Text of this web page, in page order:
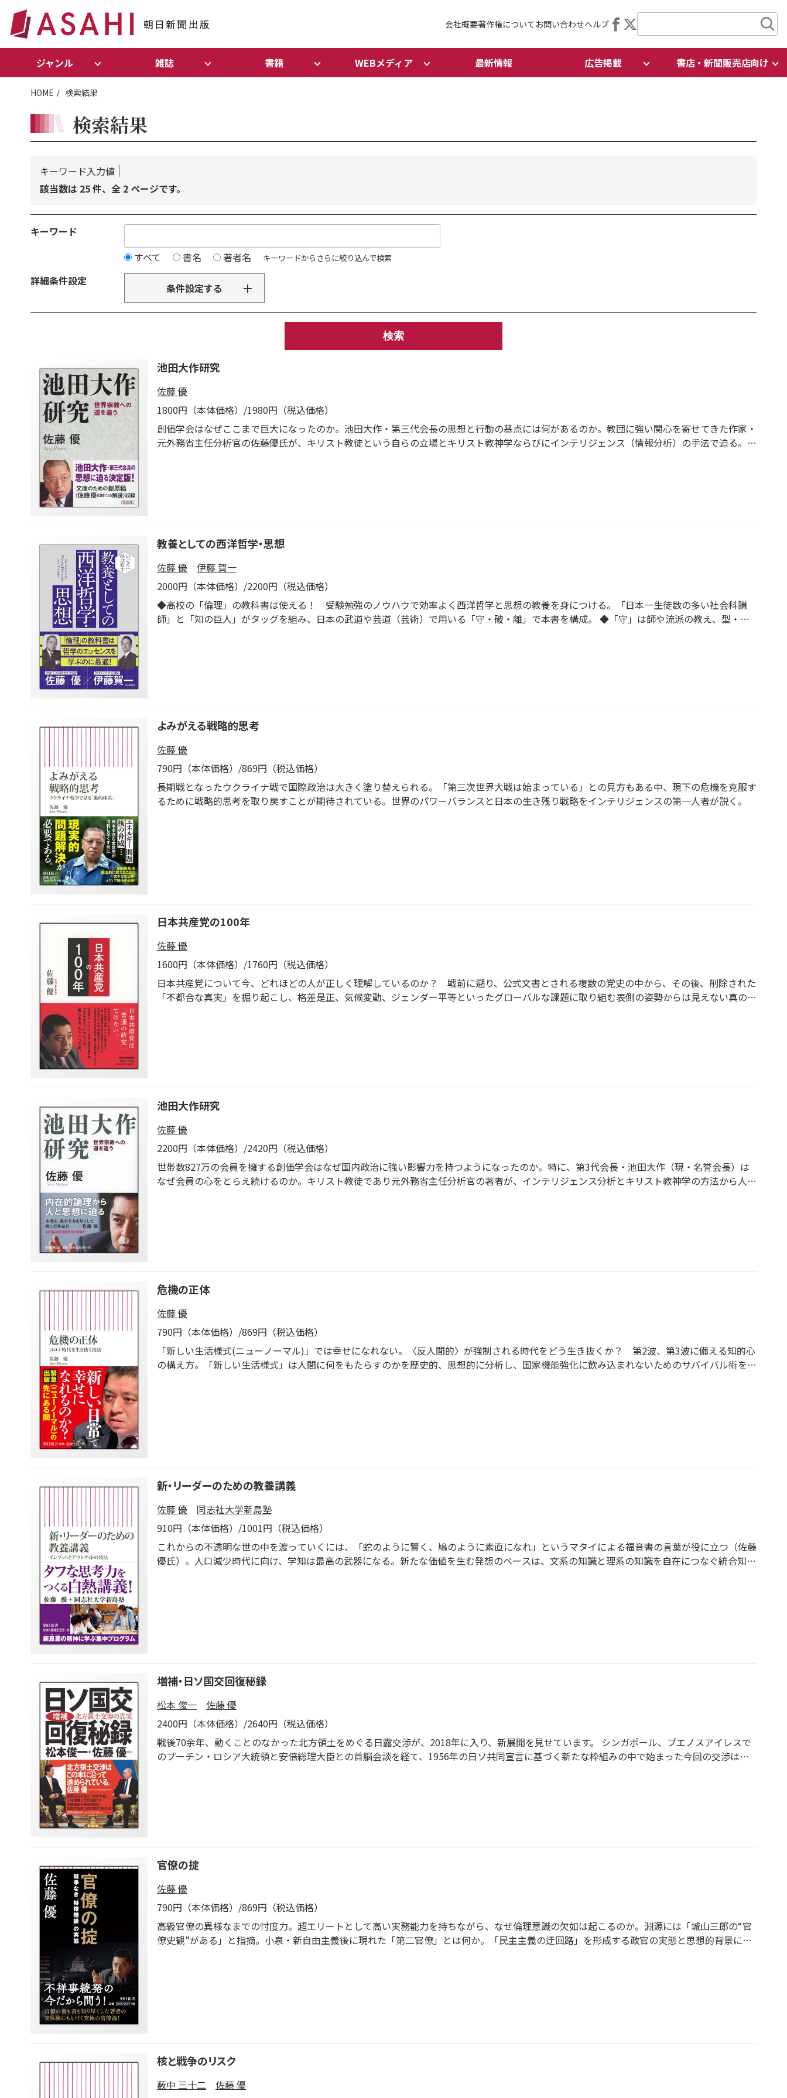
会社概要著作権について お問い合わせヘルプ
ジャンル 雑誌 書籍 WEBメディア 最新情報 広告掲載 書店・新聞販売店向け
HOME 検索結果
検索結果
キーワード入力値
該当数は 25 件、全 2 ページです。
キーワード
すべて
書名 著者名 キーワードからさらに絞り込んで検索
詳細条件設定
条件設定する
池田大作研究
佐藤 優
1800円（本体価格）/1980円（税込価格）
創価学会はなぜここまで巨大になったのか。池田大作・第三代会長の思想と行動の基点には何があるのか。教団に強い関心を寄せてきた作家・
元外務省主任分析官の佐藤優氏が、キリスト教徒という自らの立場とキリスト教神学ならびにインテリジェンス（情報分析）の手法で迫る。著
教養としての西洋哲学・思想
佐藤 優
伊藤 賀一
2000円（本体価格）/2200円（税込価格）
◆高校の「倫理」の教科書は使える！ 受験勉強のノウハウで効率よく西洋哲学と思想の教養を身につける。「日本一生徒数の多い社会科講
師」と「知の巨人」がタッグを組み、日本の武道や芸道（芸術）で用いる「守・破・離」で本書を構成。 ◆「守」は師や流派の教え、型・技
よみがえる戦略的思考
佐藤 優
790円（本体価格）/869円（税込価格）
長期戦となったウクライナ戦で国際政治は大きく塗り替えられる。「第三次世界大戦は始まっている」との見方もある中、現下の危機を克服す
るために戦略的思考を取り戻すことが期待されている。世界のパワーバランスと日本の生き残り戦略をインテリジェンスの第一人者が説く。
日本共産党の100年
佐藤 優
1600円（本体価格）/1760円（税込価格）
日本共産党について今、どれほどの人が正しく理解しているのか？ 戦前に遡り、公式文書とされる複数の党史の中から、その後、削除された
「不都合な真実」を掘り起こし、格差是正、気候変動、ジェンダー平等といったグローバルな課題に取り組む表側の姿勢からは見えない真の姿
池田大作研究
佐藤 優
2200円（本体価格）/2420円（税込価格）
世帯数827万の会員を擁する創価学会はなぜ国内政治に強い影響力を持つようになったのか。特に、第3代会長・池田大作（現・名誉会長）は
なぜ会員の心をとらえ続けるのか。キリスト教徒であり元外務省主任分析官の著者が、インテリジェンス分析とキリスト教神学の方法から人と
危機の正体
佐藤 優
790円（本体価格）/869円（税込価格）
「新しい生活様式(ニューノーマル)」では幸せになれない。〈反人間的〉が強制される時代をどう生き抜くか？ 第2波、第3波に備える知的心
の構え方。「新しい生活様式」は人間に何をもたらすのかを歴史的、思想的に分析し、国家機能強化に飲み込まれないためのサバイバル術を伝
新・リーダーのための教養講義
佐藤 優
同志社大学新島塾
910円（本体価格）/1001円（税込価格）
これからの不透明な世の中を渡っていくには、「蛇のように賢く、鳩のように素直になれ」というマタイによる福音書の言葉が役に立つ（佐藤
優氏）。人口減少時代に向け、学知は最高の武器になる。新たな価値を生む発想のベースは、文系の知識と理系の知識を自在につなぐ統合知に
増補・日ソ国交回復秘録
松本 俊一
佐藤 優
2400円（本体価格）/2640円（税込価格）
戦後70余年、動くことのなかった北方領土をめぐる日露交渉が、2018年に入り、新展開を見せています。 シンガポール、ブエノスアイレスで
のプーチン・ロシア大統領と安倍総理大臣との首脳会談を経て、1956年の日ソ共同宣言に基づく新たな枠組みの中で始まった今回の交渉は、
す。
官僚の掟
佐藤 優
790円（本体価格）/869円（税込価格）
高級官僚の異様なまでの忖度力。超エリートとして高い実務能力を持ちながら、なぜ倫理意識の欠如は起こるのか。淵源には「城山三郎の“官
僚史観”がある」と指摘。小泉・新自由主義後に現れた「第二官僚」とは何か。「民主主義の迂回路」を形成する政官の実態と思想的背景に迫
核と戦争のリスク
薮中 三十二
佐藤 優